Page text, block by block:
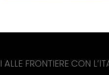
CON L’ITALIA